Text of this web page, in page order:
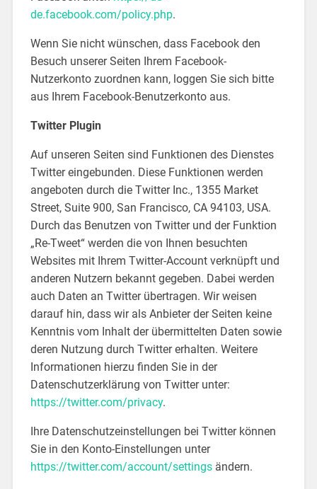
de.facebook.com/policy.php.
Wenn Sie nicht wünschen, dass Facebook den
Besuch unserer Seiten Ihrem Facebook-
Nutzerkonto zuordnen kann, loggen Sie sich bitte
aus Ihrem Facebook-Benutzerkonto aus.
Twitter Plugin
Auf unseren Seiten sind Funktionen des Dienstes
Twitter eingebunden. Diese Funktionen werden
angeboten durch die Twitter Inc., 1355 Market
Street, Suite 900, San Francisco, CA 94103, USA.
Durch das Benutzen von Twitter und der Funktion
„Re-Tweet“ werden die von Ihnen besuchten
Websites mit Ihrem Twitter-Account verknüpft und
anderen Nutzern bekannt gegeben. Dabei werden
auch Daten an Twitter übertragen. Wir weisen
darauf hin, dass wir als Anbieter der Seiten keine
Kenntnis vom Inhalt der übermittelten Daten sowie
deren Nutzung durch Twitter erhalten. Weitere
Informationen hierzu finden Sie in der
Datenschutzerklärung von Twitter unter:
https://twitter.com/privacy.
Ihre Datenschutzeinstellungen bei Twitter können
Sie in den Konto-Einstellungen unter
https://twitter.com/account/settingsändern.